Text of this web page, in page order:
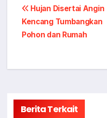
Navigasi
pos
Hujan Disertai Angin
Kencang Tumbangkan
Pohon dan Rumah
Berita Terkait